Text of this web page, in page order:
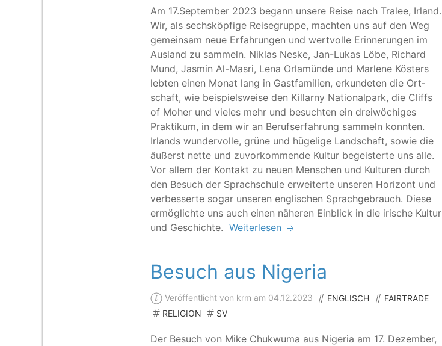
Am 17.September 2023 begann unse­re Rei­se nach Tra­lee, Irland.
Wir, als sechs­köp­fi­ge Rei­se­grup­pe, mach­ten uns auf den Weg
gemein­sam neue Erfah­run­gen und wert­vol­le Erin­ne­run­gen im
Aus­land zu sam­meln. Niklas Nes­ke, Jan-Lukas Löbe, Richard
Mund, Jas­min Al-Mas­ri, Lena Orla­mün­de und Mar­le­ne Kös­ters
leb­ten einen Monat lang in Gast­fa­mi­li­en, erkun­de­ten die Ort­
schaft, wie bei­spiels­wei­se den Kil­lar­ny Natio­nal­park, die Cliffs
of Moher und vie­les mehr und besuch­ten ein drei­wö­chi­ges
Prak­ti­kum, in dem wir an Berufs­er­fah­rung sam­meln konn­ten.
Irlands wun­der­vol­le, grü­ne und hüge­li­ge Land­schaft, sowie die
äußerst net­te und zuvor­kom­men­de Kul­tur begeis­ter­te uns alle.
Vor allem der Kon­takt zu neu­en Men­schen und Kul­tu­ren durch
den Besuch der Sprach­schu­le erwei­ter­te unse­ren Hori­zont und
ver­bes­ser­te sogar unse­ren eng­li­schen Sprach­ge­brauch. Die­se
ermög­lich­te uns auch einen nähe­ren Ein­blick in die iri­sche Kul­tur
und Geschichte.Weiterlesen
Besuch aus Nigeria
Veröffentlicht von krm am 04.12.2023 ENGLISCH
FAIRTRADE
RELIGION
SV
Der Besuch von Mike Chuk­wu­ma aus Nige­ria am 17. Dezem­ber,